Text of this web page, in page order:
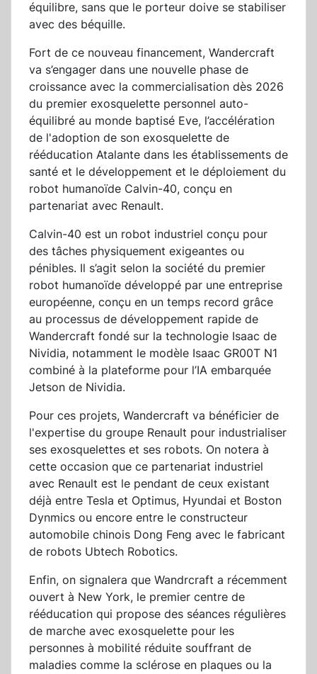
équilibre, sans que le porteur doive se stabiliser
avec des béquille.
Fort de ce nouveau financement, Wandercraft
va s’engager dans une nouvelle phase de
croissance avec la commercialisation dès 2026
du premier exosquelette personnel auto-
équilibré au monde baptisé Eve, l’accélération
de l'adoption de son exosquelette de
rééducation Atalante dans les établissements de
santé et le développement et le déploiement du
robot humanoïde Calvin-40, conçu en
partenariat avec Renault.
Calvin-40 est un robot industriel conçu pour
des tâches physiquement exigeantes ou
pénibles. Il s’agit selon la société du premier
robot humanoïde développé par une entreprise
européenne, conçu en un temps record grâce
au processus de développement rapide de
Wandercraft fondé sur la technologie Isaac de
Nividia, notamment le modèle Isaac GR00T N1
combiné à la plateforme pour l’IA embarquée
Jetson de Nividia.
Pour ces projets, Wandercraft va bénéficier de
l'expertise du groupe Renault pour industrialiser
ses exosquelettes et ses robots. On notera à
cette occasion que ce partenariat industriel
avec Renault est le pendant de ceux existant
déjà entre Tesla et Optimus, Hyundai et Boston
Dynmics ou encore entre le constructeur
automobile chinois Dong Feng avec le fabricant
de robots Ubtech Robotics.
Enfin, on signalera que Wandrcraft a récemment
ouvert à New York, le premier centre de
rééducation qui propose des séances régulières
de marche avec exosquelette pour les
personnes à mobilité réduite souffrant de
maladies comme la sclérose en plaques ou la